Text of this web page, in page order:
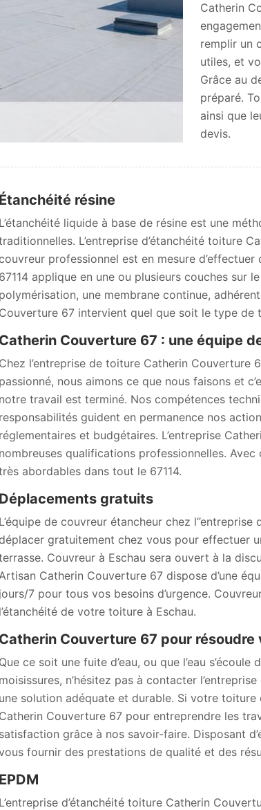
Catherin
remplir un
utiles, et
Grâce au
préparé.
ainsi que
devis.
Étanchéité résine
L’étanchéité liquide à base de résine est une
L’entreprise d’étanchéité toiture
professionnel est en mesure
67114 applique en une ou plusieurs couches sur
polymérisation, une membrane continue,
Couverture 67 intervient quel que soit le type de
Catherin Couverture 67 : une équipe
Chez l’entreprise de toiture Catherin Couverture
passionné, nous aimons ce que nous faisons et
notre travail est terminé. Nos compétences
responsabilités guident en permanence nos
réglementaires et budgétaires. L’entreprise
nombreuses qualifications professionnelles.
abordables dans tout le 67114.
Déplacements gratuits
L’équipe de couvreur étancheur chez
gratuitement chez vous pour effectuer
Couvreur à Eschau sera ouvert à la
Catherin Couverture 67 dispose d’une
jours/7 pour tous vos besoins d’urgence.
l’étanchéité de votre toiture à Eschau.
Catherin Couverture 67 pour
Que ce soit une fuite d’eau, ou que l’eau
moisissures, n’hésitez pas à contacter
une solution adéquate et durable. Si votre toiture
Catherin Couverture 67 pour entreprendre les
satisfaction grâce à nos savoir-faire. Disposant
fournir des prestations de qualité et des
EPDM
L’entreprise d’étanchéité toiture Catherin